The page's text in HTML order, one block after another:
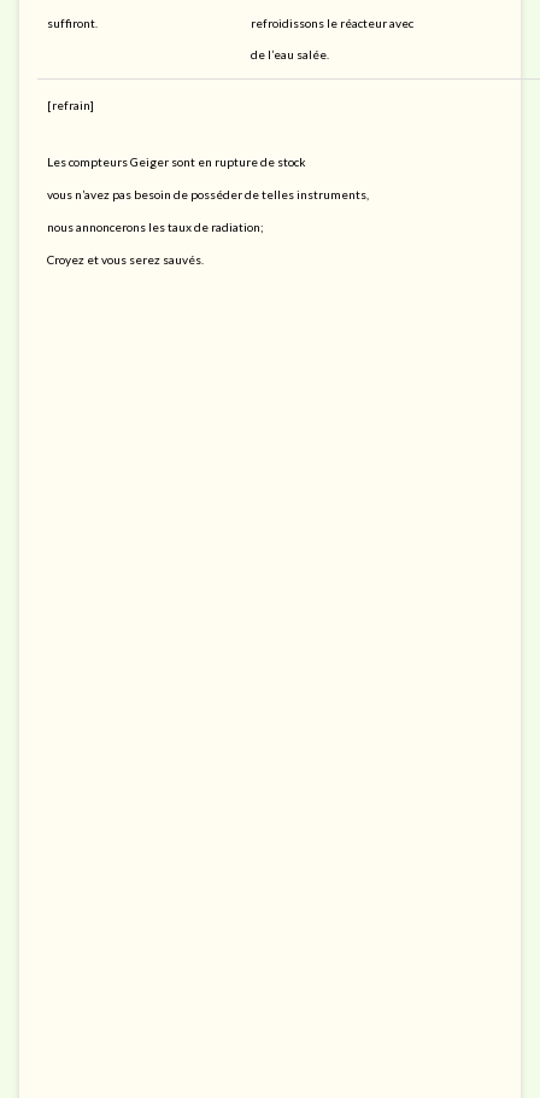
suffiront. refroidissons le réacteur avec
de l’eau salée.
[refrain]
Les compteurs Geiger sont en rupture de stock
vous n’avez pas besoin de posséder de telles instruments,
nous annoncerons les taux de radiation;
Croyez et vous serez sauvés.